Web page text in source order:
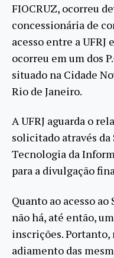
FIOCRUZ, ocorreu
concessionária de
acesso entre a UFRJ
ocorreu em um dos
situado na Cidade
Rio de Janeiro.
A UFRJ aguarda o
solicitado através
Tecnologia da
para a divulgação
Quanto ao acesso
não há, até então,
inscrições. Portanto,
adiamento das